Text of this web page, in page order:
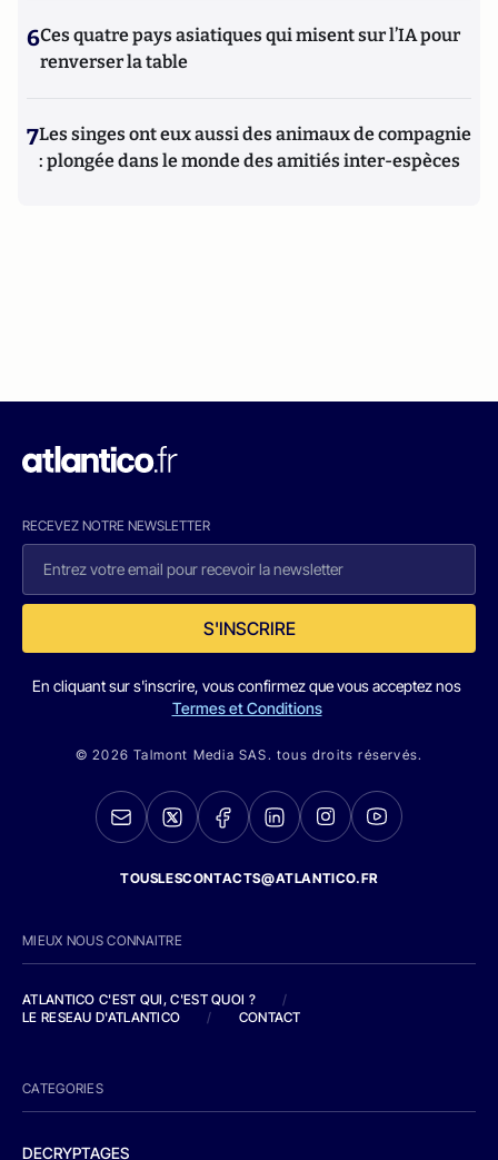
6Ces quatre pays asiatiques qui misent sur l’IA pour
renverser la table
7Les singes ont eux aussi des animaux de compagnie
: plongée dans le monde des amitiés inter-espèces
RECEVEZ NOTRE NEWSLETTER
S'INSCRIRE
En cliquant sur s'inscrire, vous confirmez que vous acceptez nos
Termes et Conditions
© 2026 Talmont Media SAS. tous droits réservés.
TOUSLESCONTACTS@ATLANTICO.FR
MIEUX NOUS CONNAITRE
ATLANTICO C'EST QUI, C'EST QUOI ?
/
LE RESEAU D'ATLANTICO
/ CONTACT
CATEGORIES
DECRYPTAGES